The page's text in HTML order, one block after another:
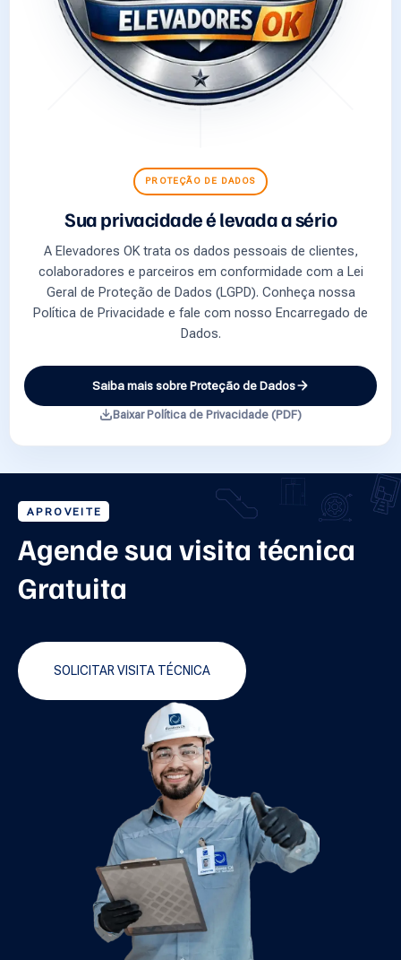
PROTEÇÃO DE DADOS
Sua privacidade é levada a sério
A Elevadores OK trata os dados pessoais de clientes,
colaboradores e parceiros em conformidade com a Lei
Geral de Proteção de Dados (LGPD). Conheça nossa
Política de Privacidade e fale com nosso Encarregado de
Dados.
Saiba mais sobre Proteção de Dados
Baixar Política de Privacidade (PDF)
APROVEITE
Agende sua visita técnica
Gratuita
SOLICITAR VISITA TÉCNICA